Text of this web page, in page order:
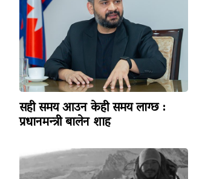
सही समय आउन केही समय लाग्छ :
प्रधानमन्त्री बालेन शाह